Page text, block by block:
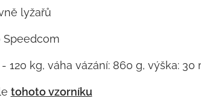
lyžařů
Speedcom
120 kg, váha vázání: 860 g, výška: 30
tohoto vzorníku